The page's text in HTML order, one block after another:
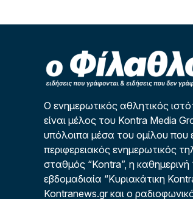
Ο ενημερωτικός αθλητικός
είναι μέλος του Kontra Media
υπόλοιπα μέσα του ομίλου που
περιφερειακός ενημερωτικός
σταθμός “Kontra”, η καθημερινή
εβδομαδιαία “Κυριακάτικη
Kontranews.gr και ο